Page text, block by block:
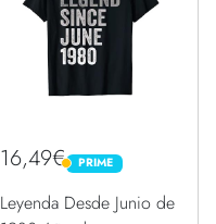
16,49€ PRIME
PRIME
Leyenda Desde Junio de